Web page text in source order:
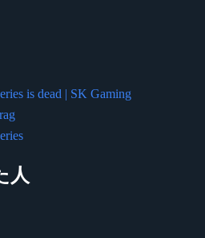
is dead | SK Gaming
人